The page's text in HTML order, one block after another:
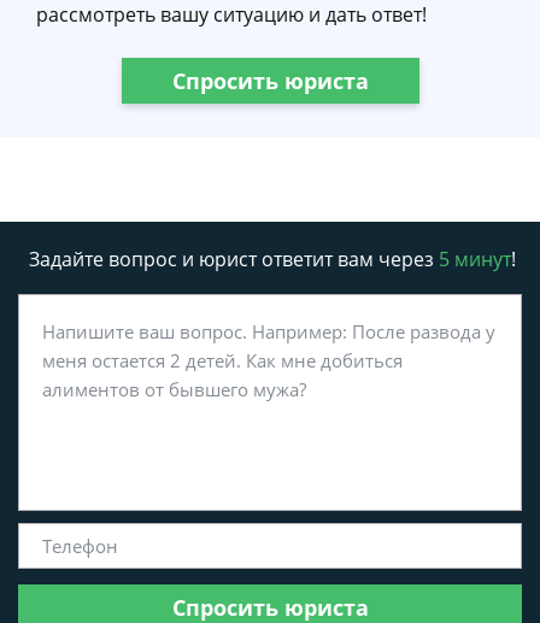
рассмотреть вашу ситуацию и дать ответ!
Спросить юриста
Задайте вопрос и юрист ответит вам через 5 минут!
Спросить юриста